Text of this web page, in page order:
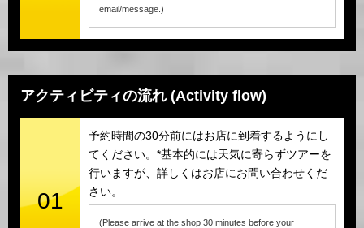
email/message.)
アクティビティの流れ (Activity flow)
01
予約時間の30分前にはお店に到着するようにし
てください。*基本的には天気に寄らずツアーを
行いますが、詳しくはお店にお問い合わせくだ
さい。
(Please arrive at the shop 30 minutes before your